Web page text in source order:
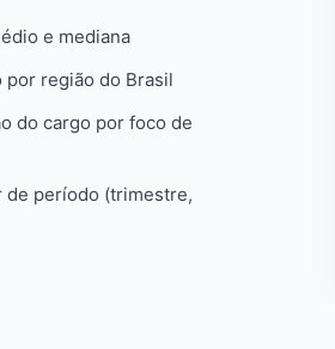
e mediana
por região do Brasil
do cargo por foco de
de período (trimestre,